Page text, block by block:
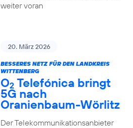
weiter voran
20. März 2026
BESSERES NETZ FÜR DEN LANDKREIS
WITTENBERG
O2 Telefónica bringt
5G nach
Oranienbaum-Wörlitz
Der Telekommunikationsanbieter